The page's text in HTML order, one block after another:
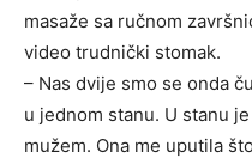
masaže sa ručnom
video trudnički stomak.
– Nas dvije smo se onda
u jednom stanu. U stanu
mužem. Ona me uputila